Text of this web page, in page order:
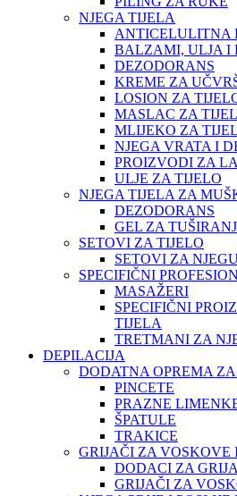
NJEGA TIJELA
ANTICELULITNA
BALZAMI, ULJA I
DEZODORANS
KREME ZA
LOSION ZA
MASLAC ZA
MLIJEKO ZA
NJEGA VRATA I
PROIZVODI ZA
ULJE ZA TIJELO
NJEGA TIJELA ZA
DEZODORANS
GEL ZA
SETOVI ZA TIJELO
SETOVI ZA
SPECIFIČNI
MASAŽERI
SPECIFIČNI
TIJELA
TRETMANI ZA
DEPILACIJA
DODATNA OPREMA
PINCETE
PRAZNE
ŠPATULE
TRAKICE
GRIJAČI ZA VOSKOVE
DODACI ZA
GRIJAČI ZA